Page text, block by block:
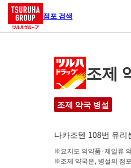
점포 검색
조제
조제 약국 병설
나카조텐 108번 유리
※요지도 의약품·제일류
※조제 약국은, 병설의 점